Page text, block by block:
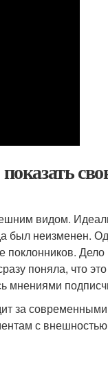
видом.
был неизменен.
поклонников.
поняла, что
мнениями
за
с